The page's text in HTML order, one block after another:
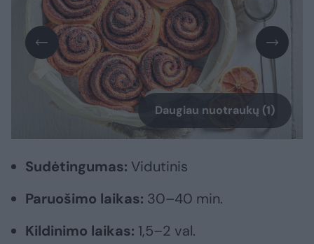
Daugiau nuotraukų (1)
Sudėtingumas: Vidutinis
Paruošimo laikas: 30–40 min.
Kildinimo laikas: 1,5–2 val.